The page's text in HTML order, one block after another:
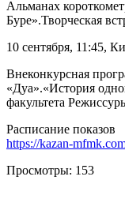
Альманах
Буре».Творческая
10 сентября, 11:45,
Внеконкурсная
«Дуа».«История
факультета
Расписание показов
https://kazan-
Просмотры: 153